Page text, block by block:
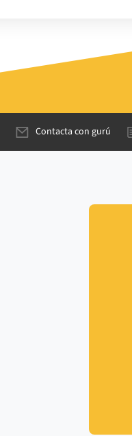
Contacta con gurú